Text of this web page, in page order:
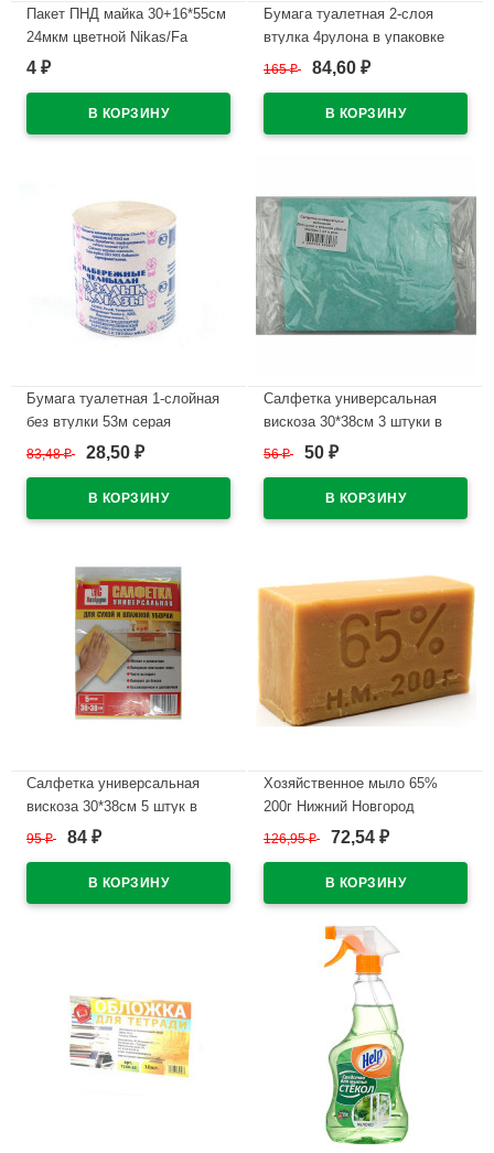
Пакет ПНД майка 30+16*55см
24мкм цветной Nikas/Fa
4 ₽
Бумага туалетная 2-слоя
втулка 4рулона в упаковке
17,5 метров Joy Eco белая
165₽ 84,60 ₽
Бумага туалетная 1-слойная
без втулки 53м серая
Набережные Челны
83,48₽ 28,50 ₽
Салфетка универсальная
вискоза 30*38см 3 штуки в
упаковке
56₽ 50 ₽
Салфетка универсальная
вискоза 30*38см 5 штук в
упаковке
95₽ 84 ₽
Хозяйственное мыло 65%
200г Нижний Новгород
В наличии
126,95₽ 72,54 ₽